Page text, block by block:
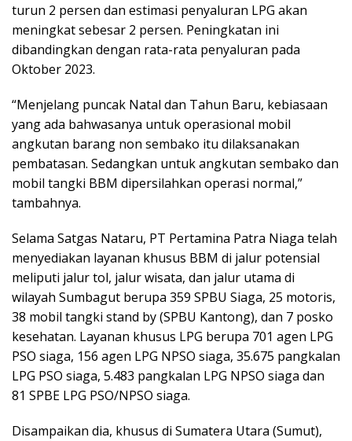
turun 2 persen dan estimasi penyaluran LPG akan
meningkat sebesar 2 persen. Peningkatan ini
dibandingkan dengan rata-rata penyaluran pada
Oktober 2023.
“Menjelang puncak Natal dan Tahun Baru, kebiasaan
yang ada bahwasanya untuk operasional mobil
angkutan barang non sembako itu dilaksanakan
pembatasan. Sedangkan untuk angkutan sembako dan
mobil tangki BBM dipersilahkan operasi normal,”
tambahnya.
Selama Satgas Nataru, PT Pertamina Patra Niaga telah
menyediakan layanan khusus BBM di jalur potensial
meliputi jalur tol, jalur wisata, dan jalur utama di
wilayah Sumbagut berupa 359 SPBU Siaga, 25 motoris,
38 mobil tangki stand by (SPBU Kantong), dan 7 posko
kesehatan. Layanan khusus LPG berupa 701 agen LPG
PSO siaga, 156 agen LPG NPSO siaga, 35.675 pangkalan
LPG PSO siaga, 5.483 pangkalan LPG NPSO siaga dan
81 SPBE LPG PSO/NPSO siaga.
Disampaikan dia, khusus di Sumatera Utara (Sumut),